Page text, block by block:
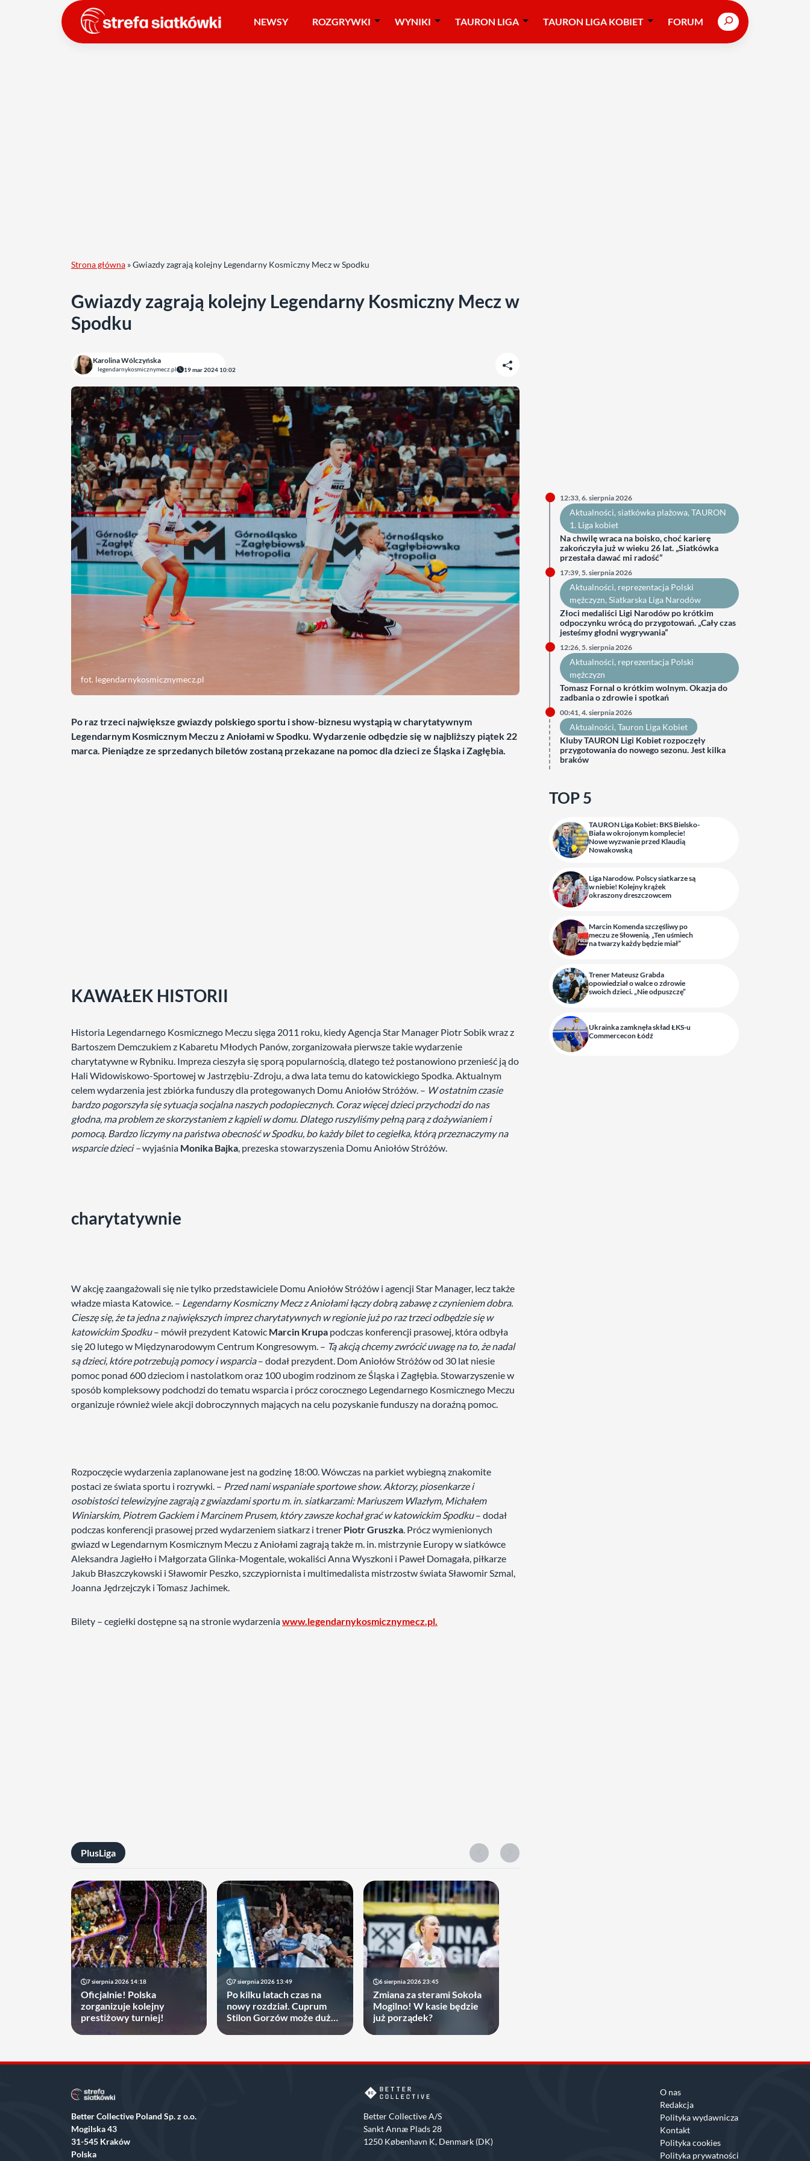
NEWSY ROZGRYWKI WYNIKI TAURON LIGA TAURON LIGA KOBIET FORUM Search
Strona główna »Gwiazdy zagrają kolejny Legendarny Kosmiczny Mecz w Spodku
Gwiazdy zagrają kolejny Legendarny Kosmiczny Mecz w
Spodku
Karolina Wólczyńska
legendarnykosmicznymecz.pl 19 mar 2024 10:02
fot. legendarnykosmicznymecz.pl
Po raz trzeci największe gwiazdy polskiego sportu i show-biznesu wystąpią w charytatywnym
Legendarnym Kosmicznym Meczu z Aniołami w Spodku. Wydarzenie odbędzie się w najbliższy piątek 22
marca. Pieniądze ze sprzedanych biletów zostaną przekazane na pomoc dla dzieci ze Śląska i Zagłębia.
KAWAŁEK HISTORII
Historia Legendarnego Kosmicznego Meczu sięga 2011 roku, kiedy Agencja Star Manager Piotr Sobik wraz z
Bartoszem Demczukiem z Kabaretu Młodych Panów, zorganizowała pierwsze takie wydarzenie
charytatywne w Rybniku. Impreza cieszyła się sporą popularnością, dlatego też postanowiono przenieść ją do
Hali Widowiskowo-Sportowej w Jastrzębiu-Zdroju, a dwa lata temu do katowickiego Spodka. Aktualnym
celem wydarzenia jest zbiórka funduszy dla protegowanych Domu Aniołów Stróżów. – W ostatnim czasie
bardzo pogorszyła się sytuacja socjalna naszych podopiecznych. Coraz więcej dzieci przychodzi do nas
głodna, ma problem ze skorzystaniem z kąpieli w domu. Dlatego ruszyliśmy pełną parą z dożywianiem i
pomocą. Bardzo liczymy na państwa obecność w Spodku, bo każdy bilet to cegiełka, którą przeznaczymy na
wsparcie dzieci –wyjaśnia Monika Bajka, prezeska stowarzyszenia Domu Aniołów Stróżów.
charytatywnie
W akcję zaangażowali się nie tylko przedstawiciele Domu Aniołów Stróżów i agencji Star Manager, lecz także
władze miasta Katowice. – Legendarny Kosmiczny Mecz z Aniołami łączy dobrą zabawę z czynieniem dobra.
Cieszę się, że ta jedna z największych imprez charytatywnych w regionie już po raz trzeci odbędzie się w
katowickim Spodku– mówił prezydent Katowic Marcin Krupa podczas konferencji prasowej, która odbyła
się 20 lutego w Międzynarodowym Centrum Kongresowym. – Tą akcją chcemy zwrócić uwagę na to, że nadal
są dzieci, które potrzebują pomocy i wsparcia– dodał prezydent. Dom Aniołów Stróżów od 30 lat niesie
pomoc ponad 600 dzieciom i nastolatkom oraz 100 ubogim rodzinom ze Śląska i Zagłębia. Stowarzyszenie w
sposób kompleksowy podchodzi do tematu wsparcia i prócz corocznego Legendarnego Kosmicznego Meczu
organizuje również wiele akcji dobroczynnych mających na celu pozyskanie funduszy na doraźną pomoc.
Rozpoczęcie wydarzenia zaplanowane jest na godzinę 18:00. Wówczas na parkiet wybiegną znakomite
postaci ze świata sportu i rozrywki. – Przed nami wspaniałe sportowe show. Aktorzy, piosenkarze i
osobistości telewizyjne zagrają z gwiazdami sportu m. in. siatkarzami: Mariuszem Wlazłym, Michałem
Winiarskim, Piotrem Gackiem i Marcinem Prusem, który zawsze kochał grać w katowickim Spodku– dodał
podczas konferencji prasowej przed wydarzeniem siatkarz i trener Piotr Gruszka. Prócz wymienionych
gwiazd w Legendarnym Kosmicznym Meczu z Aniołami zagrają także m. in. mistrzynie Europy w siatkówce
Aleksandra Jagiełło i Małgorzata Glinka-Mogentale, wokaliści Anna Wyszkoni i Paweł Domagała, piłkarze
Jakub Błaszczykowski i Sławomir Peszko, szczypiornista i multimedalista mistrzostw świata Sławomir Szmal,
Joanna Jędrzejczyk i Tomasz Jachimek.
Bilety – cegiełki dostępne są na stronie wydarzeniawww.legendarnykosmicznymecz.pl.
PlusLiga
7 sierpnia 2026 14:18
Oficjalnie! Polska
zorganizuje kolejny
prestiżowy turniej!
7 sierpnia 2026 13:49
Po kilku latach czas na
nowy rozdział. Cuprum
Stilon Gorzów może dużo
6 sierpnia 2026 23:45
Zmiana za sterami Sokoła
Mogilno! W kasie będzie
już porządek?
12:33, 6. sierpnia 2026
Aktualności, siatkówka plażowa, TAURON
1. Liga kobiet
Na chwilę wraca na boisko, choć karierę
zakończyła już w wieku 26 lat. „Siatkówka
przestała dawać mi radość”
17:39, 5. sierpnia 2026
Aktualności, reprezentacja Polski
mężczyzn, Siatkarska Liga Narodów
Złoci medaliści Ligi Narodów po krótkim
odpoczynku wrócą do przygotowań. „Cały czas
jesteśmy głodni wygrywania”
12:26, 5. sierpnia 2026
Aktualności, reprezentacja Polski
mężczyzn
Tomasz Fornal o krótkim wolnym. Okazja do
zadbania o zdrowie i spotkań
00:41, 4. sierpnia 2026
Aktualności, Tauron Liga Kobiet
Kluby TAURON Ligi Kobiet rozpoczęły
przygotowania do nowego sezonu. Jest kilka
braków
TOP 5
TAURON Liga Kobiet: BKS Bielsko-
Biała w okrojonym komplecie!
Nowe wyzwanie przed Klaudią
Nowakowską
Liga Narodów. Polscy siatkarze są
w niebie! Kolejny krążek
okraszony dreszczowcem
Marcin Komenda szczęśliwy po
meczu ze Słowenią. „Ten uśmiech
na twarzy każdy będzie miał”
Trener Mateusz Grabda
opowiedział o walce o zdrowie
swoich dzieci. „Nie odpuszczę”
Ukrainka zamknęła skład ŁKS-u
Commercecon Łódź
Better Collective Poland Sp. z o.o.
Mogilska 43
31-545 Kraków
Polska
Better Collective A/S
Sankt Annæ Plads 28
1250 København K, Denmark (DK)
O nas
Redakcja
Polityka wydawnicza
Kontakt
Polityka cookies
Polityka prywatności